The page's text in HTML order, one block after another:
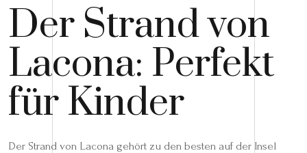
Der Strand von
Lacona: Perfekt
für Kinder
Der Strand von Lacona gehört zu den besten auf der Insel